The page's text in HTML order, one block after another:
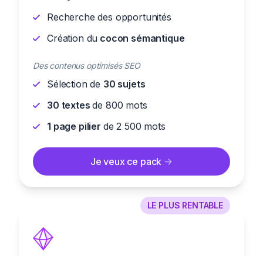
Recherche des opportunités
Création du cocon sémantique
Des contenus optimisés SEO
Sélection de 30 sujets
30 textesde 800 mots
1 page pilier de 2 500 mots
Je veux ce pack ->
LE PLUS RENTABLE